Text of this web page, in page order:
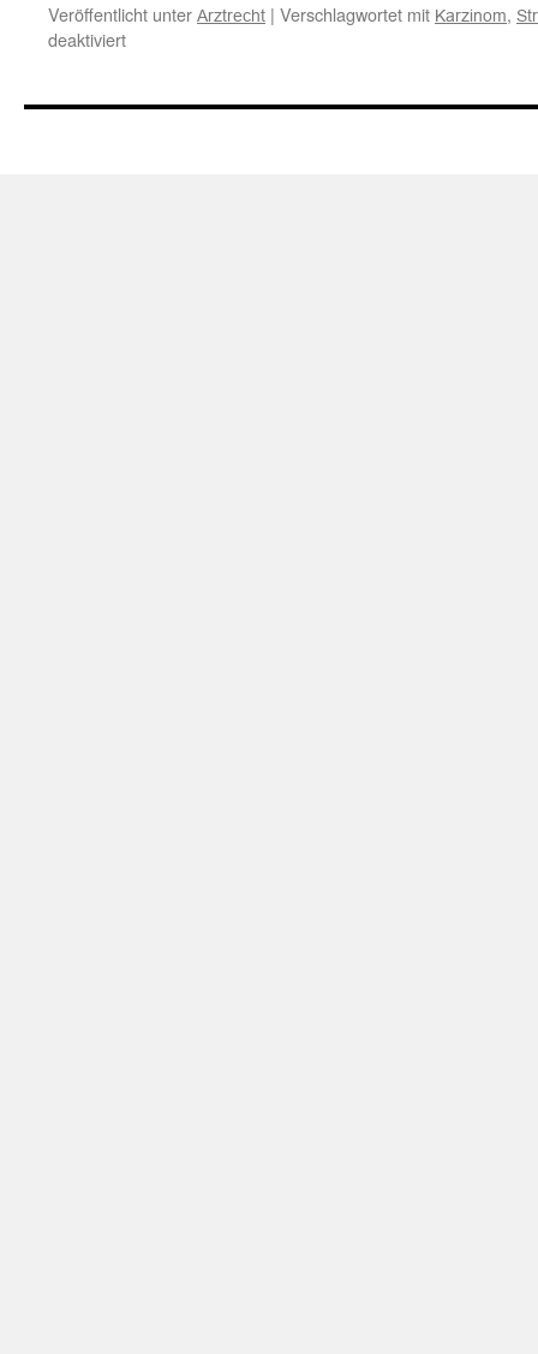
Veröffentlicht unter Arztrecht | Verschlagwortet mit Karzinom,
deaktiviertfür
Aufklärung